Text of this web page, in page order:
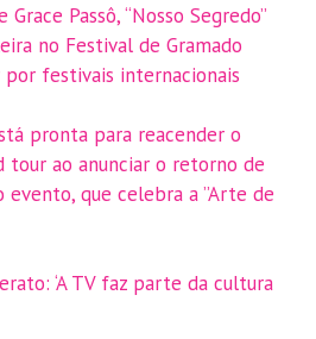
Passô, “Nosso Segredo”
no Festival de Gramado
por festivais internacionais
pronta para reacender o
tour ao anunciar o retorno de
que celebra a ”Arte de
‘A TV faz parte da cultura